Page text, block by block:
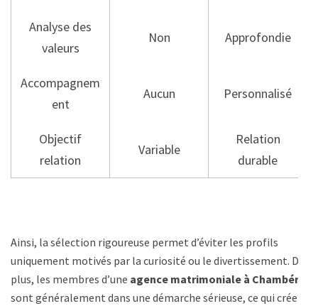
Analyse des
valeurs
Non Approfondie
Accompagnem
ent
Aucun Personnalisé
Objectif
relation
Variable
Relation
durable
Ainsi, la sélection rigoureuse permet d’éviter les profils
uniquement motivés par la curiosité ou le divertissement. De
plus, les membres d’une agence matrimoniale à Chambéry
sont généralement dans une démarche sérieuse, ce qui crée